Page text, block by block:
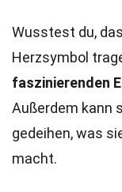
Wusstest du,
Herzsymbol
faszinierenden
Außerdem kann
gedeihen, was
macht.